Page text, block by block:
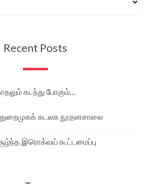
Recent Posts
கடந்து போகும்…
துறைமுகக் கடலக நூதனசாலை
இரொக்வய் கூட்டமைப்பு